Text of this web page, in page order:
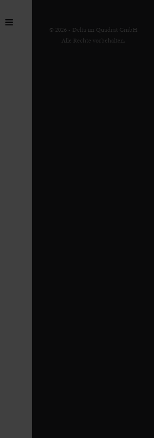
© 2026 - Delta im Quadrat GmbH
Alle Rechte vorbehalten.